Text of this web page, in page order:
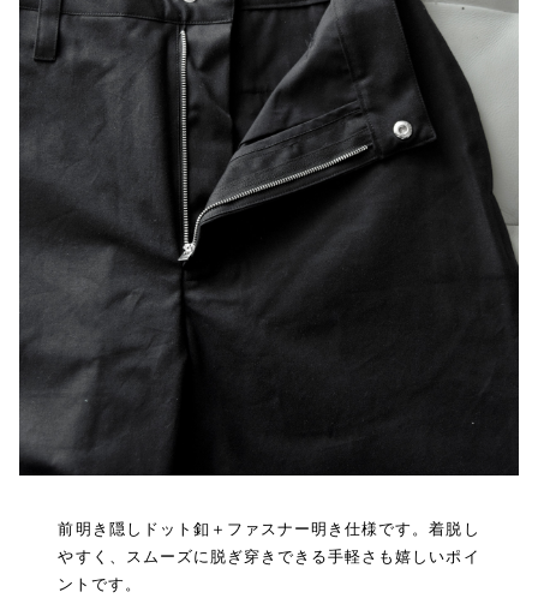
前明き隠しドット釦＋ファスナー明き仕様です。着脱し
やすく、スムーズに脱ぎ穿きできる手軽さも嬉しいポイ
ントです。